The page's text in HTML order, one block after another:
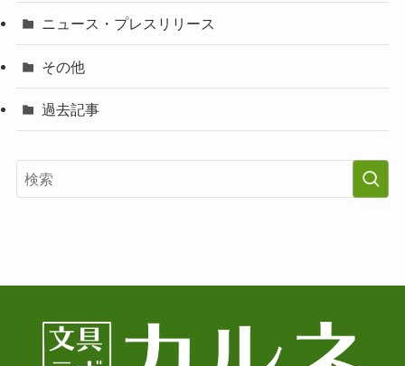
ニュース・プレスリリース
その他
過去記事